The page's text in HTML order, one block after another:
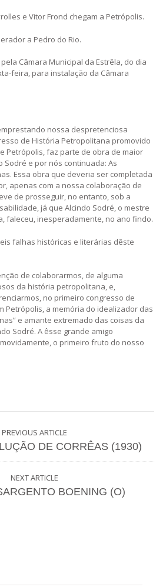
e Vitor Frond chegam a Petrópolis.
a Pedro do Rio.
pela Câmara Municipal da Estrêla, do dia
feira, para instalação da Câmara
nossa despretenciosa
de História Petropolitana promovido
Petrópolis, faz parte de obra de maior
Sodré e por nós continuada: As
Essa obra que deveria ser completada
apenas com a nossa colaboração de
de prosseguir, no entanto, sob a
já que Alcindo Sodré, o mestre
faleceu, inesperadamente, no ano findo.
falhas históricas e literárias dêste
de colaborarmos, de alguma
da história petropolitana, e,
no primeiro congresso de
Petrópolis, a memória do idealizador das
e amante extremado das coisas da
Sodré. A êsse grande amigo
o primeiro fruto do nosso
PREVIOUS ARTICLE
DE CORRÊAS (1930)
NEXT ARTICLE
BOENING (O)